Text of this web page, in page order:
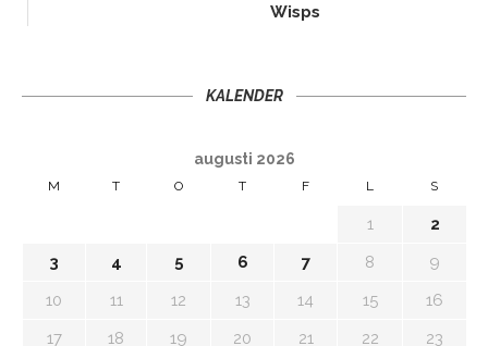
Wisps
KALENDER
augusti 2026
M T O T F L S
1
2
3
4 5 6 7 8
9
10
11 12 13 14 15
16
17
18 19 20 21 22
23